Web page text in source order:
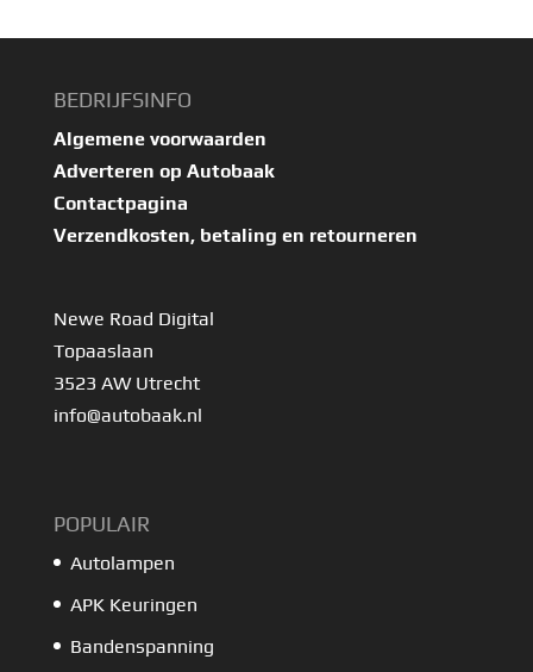
BEDRIJFSINFO
Algemene voorwaarden
Adverteren op Autobaak
Contactpagina
Verzendkosten, betaling en retourneren
Newe Road Digital
Topaaslaan
3523 AW Utrecht
info@autobaak.nl
POPULAIR
Autolampen
APK Keuringen
Bandenspanning